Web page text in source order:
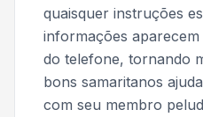
quaisquer instruções
informações aparecem
do telefone, tornando
bons samaritanos
com seu membro